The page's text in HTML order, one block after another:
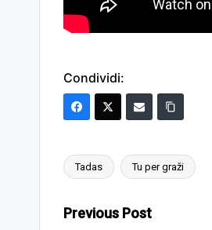
Condividi:
Tags:
Tadas Tu per graži
Post
Previous Post